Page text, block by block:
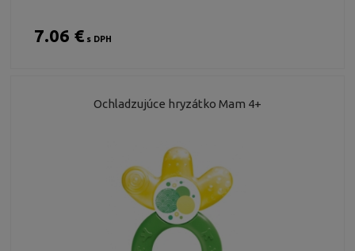
7.06 €s DPH
Ochladzujúce hryzátko Mam 4+